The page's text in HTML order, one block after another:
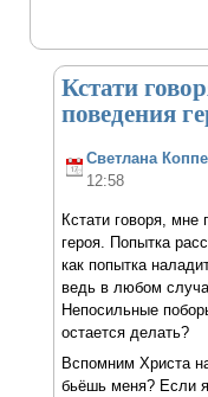
Кстати
поведения
Светлана
12:58
Кстати говоря, мне
героя. Попытка
как попытка
ведь в любом
Непосильные
остается делать?
Вспомним Христа
бьёшь меня? Если